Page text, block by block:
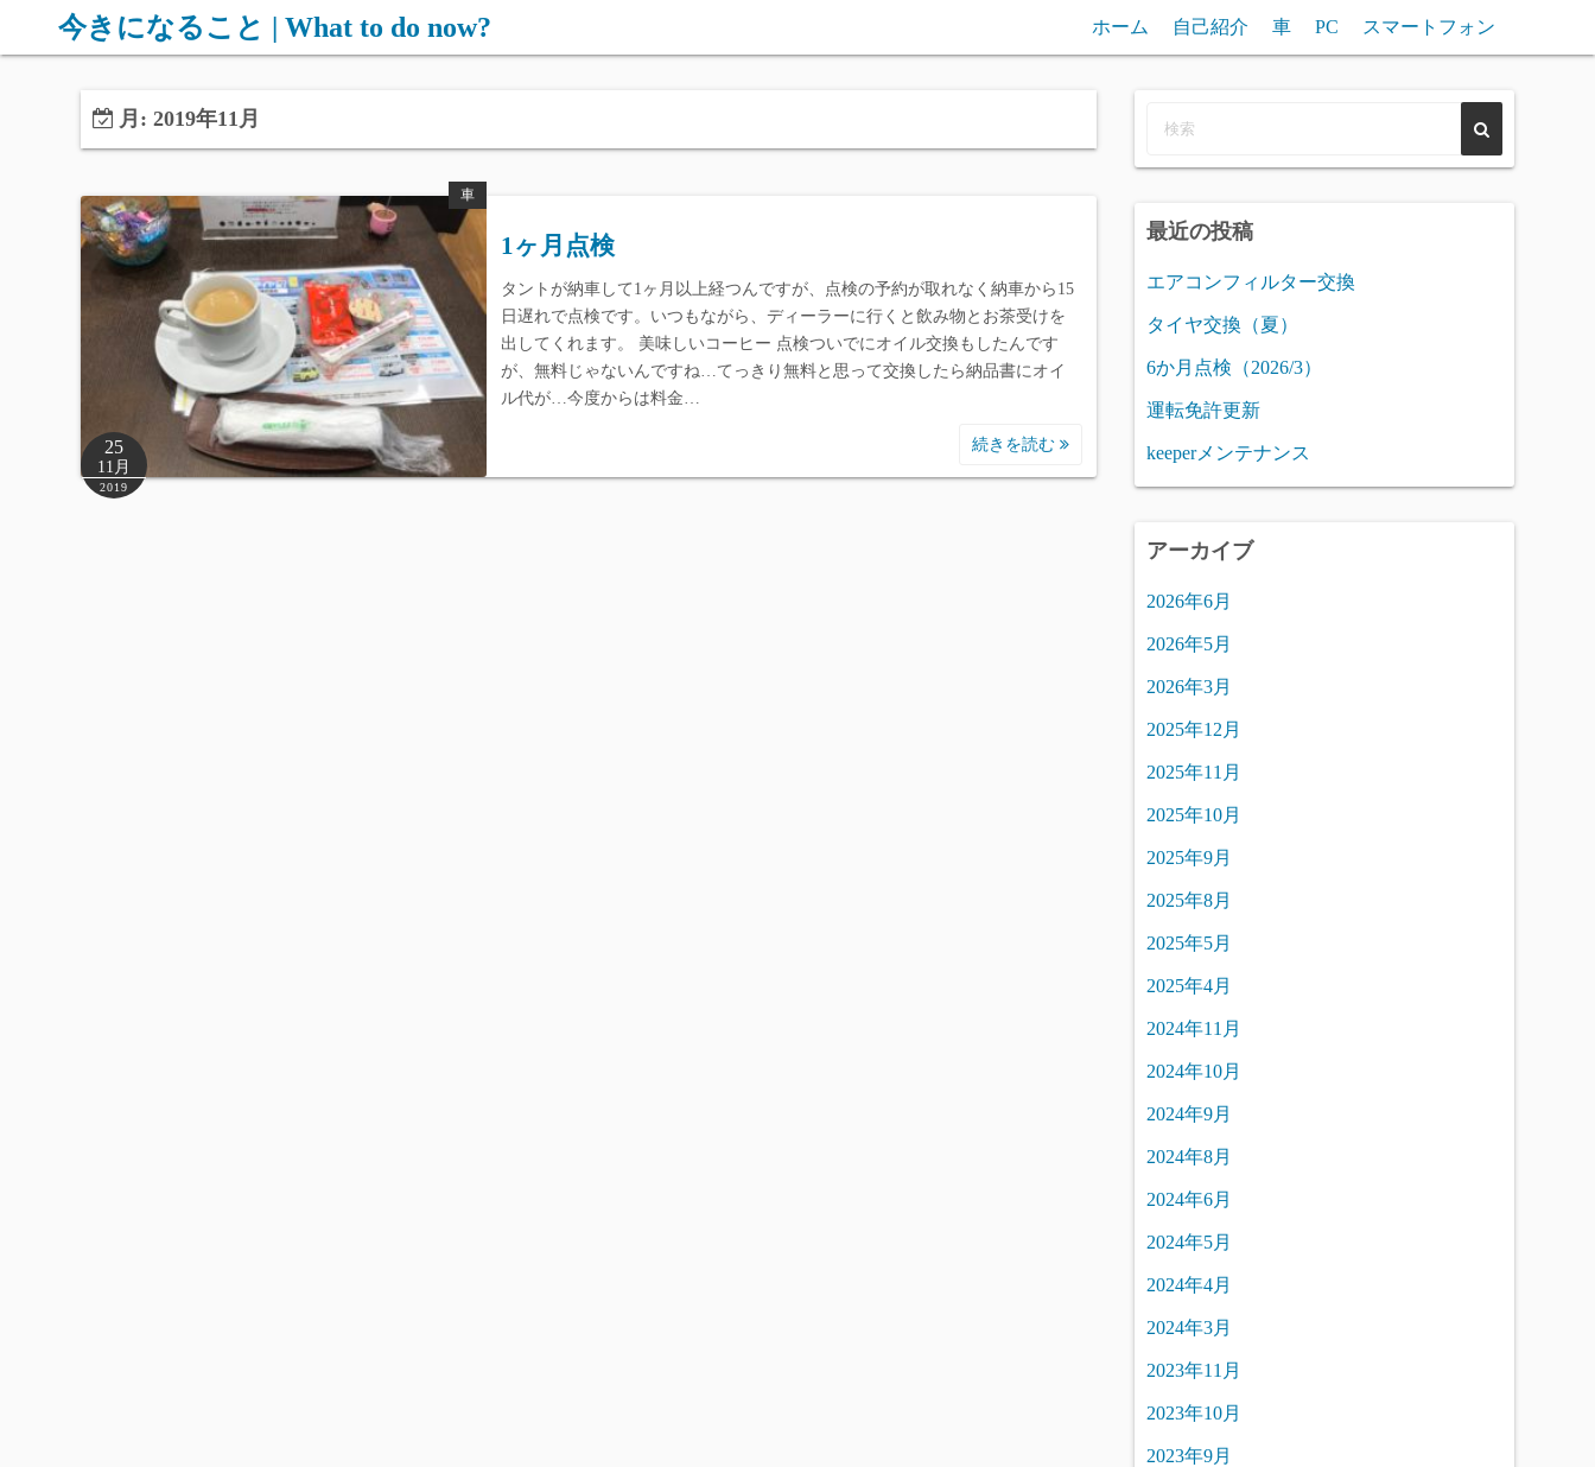
今きになること | What to do now? ホーム 自己紹介 車 PC スマートフォン
月: 2019年11月
車
25
11月
2019
1ヶ月点検
タントが納車して1ヶ月以上経つんですが、点検の予約が取れなく納車から15
日遅れで点検です。いつもながら、ディーラーに行くと飲み物とお茶受けを
出してくれます。 美味しいコーヒー 点検ついでにオイル交換もしたんです
が、無料じゃないんですね…てっきり無料と思って交換したら納品書にオイ
ル代が…今度からは料金…
続きを読む
最近の投稿
エアコンフィルター交換
タイヤ交換（夏）
6か月点検（2026/3）
運転免許更新
keeperメンテナンス
アーカイブ
2026年6月
2026年5月
2026年3月
2025年12月
2025年11月
2025年10月
2025年9月
2025年8月
2025年5月
2025年4月
2024年11月
2024年10月
2024年9月
2024年8月
2024年6月
2024年5月
2024年4月
2024年3月
2023年11月
2023年10月
2023年9月